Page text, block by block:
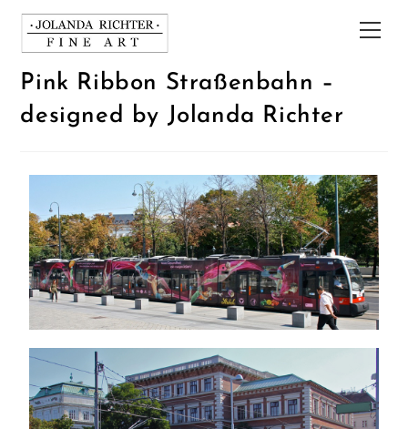
Pink Ribbon Straßenbahn –
designed by Jolanda Richter